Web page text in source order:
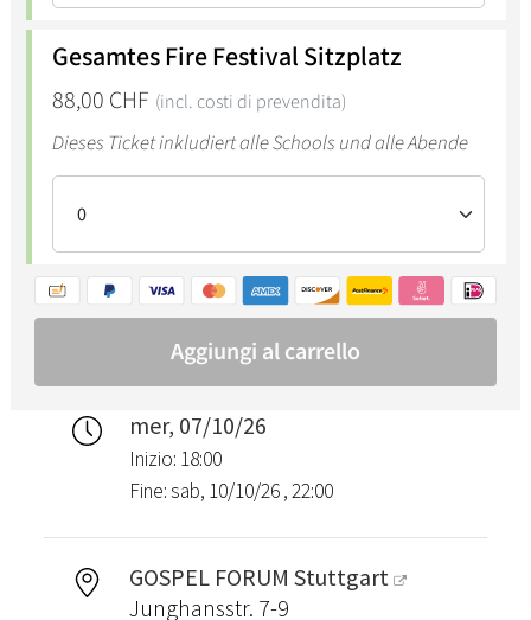
mer, 07/10/26
Inizio: 18:00
Fine: sab, 10/10/26 , 22:00
GOSPEL FORUM Stuttgart
Junghansstr. 7-9